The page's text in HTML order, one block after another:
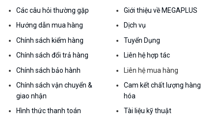
Các câu hỏi thường gặp
Hướng dẫn mua hàng
Chính sách kiểm hàng
Chính sách đổi trả hàng
Chính sách bảo hành
Chính sách vận chuyển &
giao nhận
Hình thức thanh toán
Giới thiệu về MEGAPLUS
Dịch vụ
Tuyển Dụng
Liên hệ hợp tác
Liên hệ mua hàng
Cam kết chất lượng hàng
hóa
Tài liệu kỹ thuật